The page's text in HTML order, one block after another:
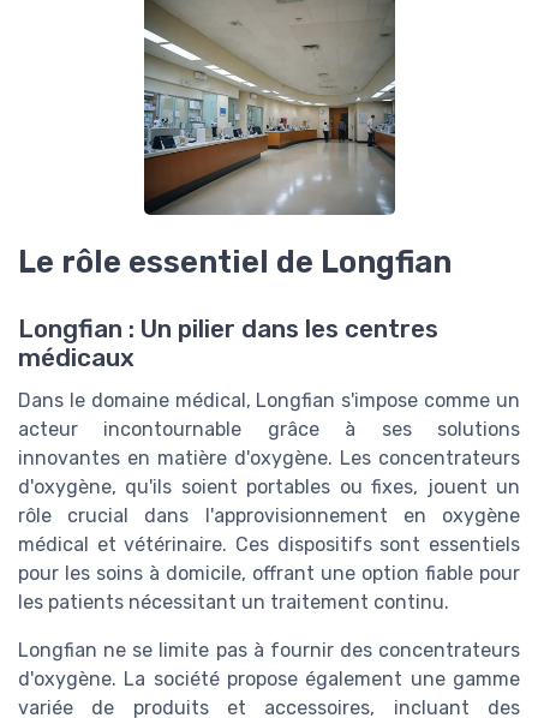
Le rôle essentiel de Longfian
Longfian : Un pilier dans les centres
médicaux
Dans le domaine médical, Longfian s'impose comme un
acteur incontournable grâce à ses solutions
innovantes en matière d'oxygène. Les concentrateurs
d'oxygène, qu'ils soient portables ou fixes, jouent un
rôle crucial dans l'approvisionnement en oxygène
médical et vétérinaire. Ces dispositifs sont essentiels
pour les soins à domicile, offrant une option fiable pour
les patients nécessitant un traitement continu.
Longfian ne se limite pas à fournir des concentrateurs
d'oxygène. La société propose également une gamme
variée de produits et accessoires, incluant des